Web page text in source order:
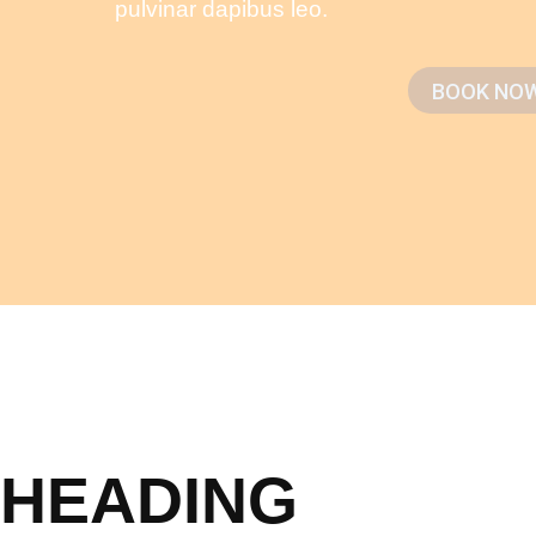
pulvinar dapibus leo.
BOOK
HEADING